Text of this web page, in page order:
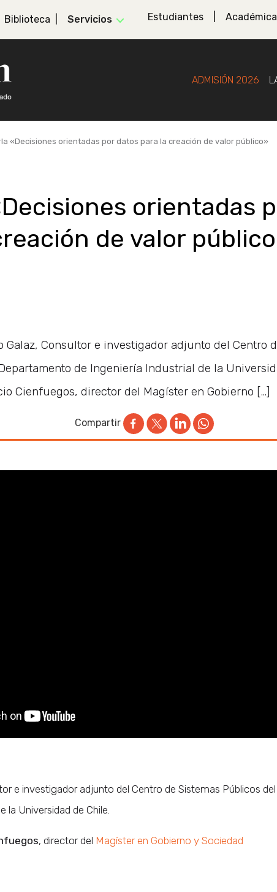
Biblioteca Servicios Estudiantes
ADMISIÓN 2026
«Decisiones orientadas por datos para la creación de valor público»
orientadas
de valor
Galaz, Consultor e investigador adjunto del Centro
de Ingeniería Industrial de la
Cienfuegos, director del Magíster en Gobierno […]
Compartir
e investigador adjunto del Centro de Sistemas Públicos
la Universidad de Chile.
, director del Magíster en Gobierno y Sociedad